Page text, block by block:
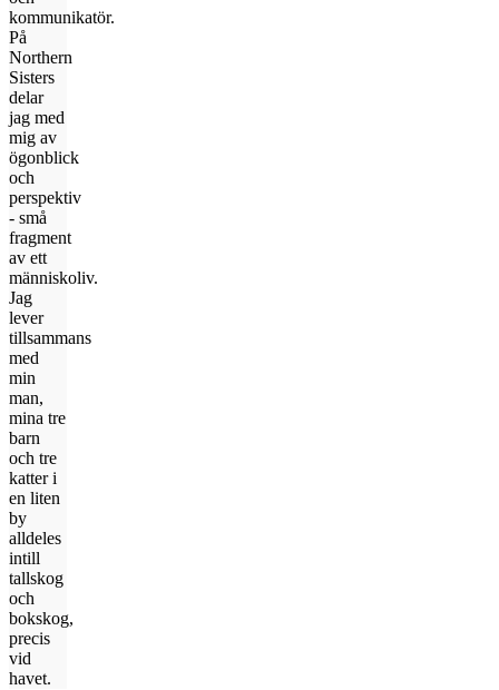
kommunikatör.
På
Northern
Sisters
delar
jag med
mig av
ögonblick
och
perspektiv
- små
fragment
av ett
människoliv.
Jag
lever
tillsammans
med
min
man,
mina tre
barn
och tre
katter i
en liten
by
alldeles
intill
tallskog
och
bokskog,
precis
vid
havet.